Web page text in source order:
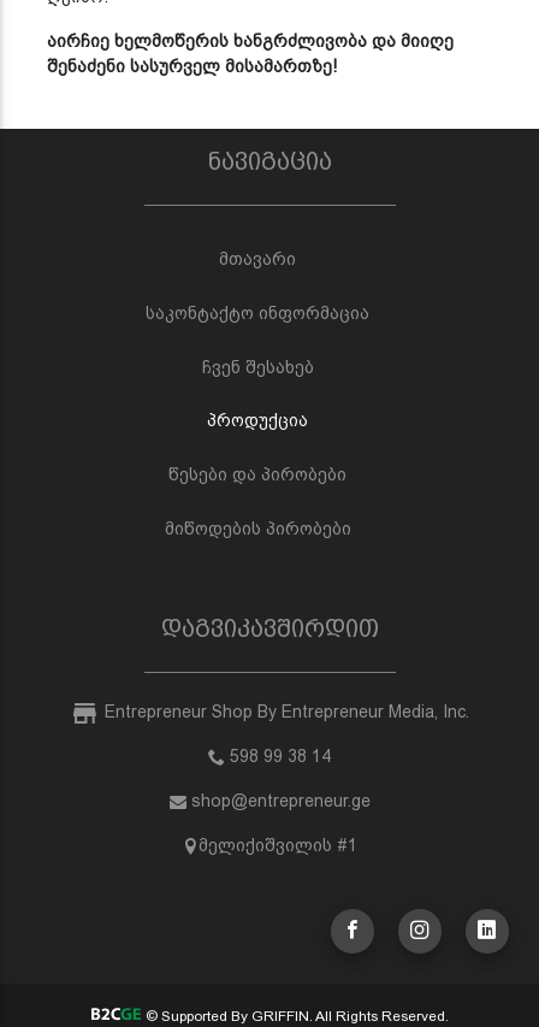
აირჩიე ხელმოწერის ხანგრძლივობა და მიიღე
შენაძენი სასურველ მისამართზე!
ნავიგაცია
მთავარი
საკონტაქტო ინფორმაცია
ჩვენ შესახებ
პროდუქცია
წესები და პირობები
მიწოდების პირობები
დაგვიკავშირდით
Entrepreneur Shop By Entrepreneur Media, Inc.
598 99 38 14
shop@entrepreneur.ge
მელიქიშვილის #1
© Supported By GRIFFIN. All Rights Reserved.